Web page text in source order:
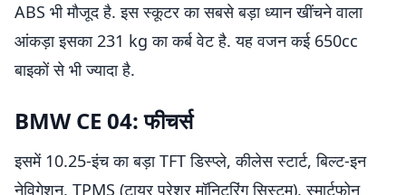
ABS भी मौजूद है. इस स्कूटर का सबसे बड़ा ध्यान खींचने वाला
आंकड़ा इसका 231 kg का कर्ब वेट है. यह वजन कई 650cc
बाइकों से भी ज्यादा है.
BMW CE 04: फीचर्स
इसमें 10.25-इंच का बड़ा TFT डिस्प्ले, कीलेस स्टार्ट, बिल्ट-इन
नेविगेशन, TPMS (टायर प्रेशर मॉनिटरिंग सिस्टम), स्मार्टफोन